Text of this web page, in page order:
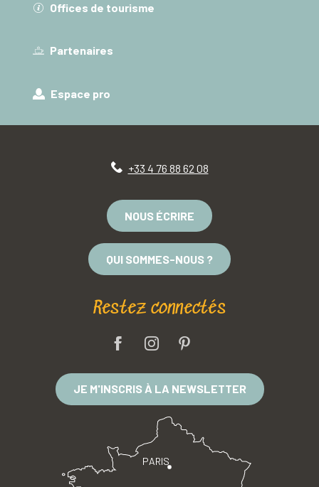
Offices de tourisme
Partenaires
Espace pro
+33 4 76 88 62 08
NOUS ÉCRIRE
QUI SOMMES-NOUS ?
Restez connectés
JE M'INSCRIS À LA NEWSLETTER
PARIS